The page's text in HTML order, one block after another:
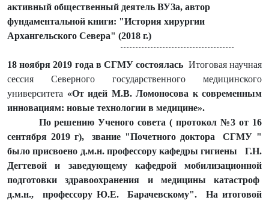
активный общественный деятель ВУЗа, автор
фундаментальной книги: "История хирургии
Архангельского Севера" (2018 г.)
``````````````````````````````````````
18 ноября 2019 года в СГМУ состоялась Итоговая научная
сессия Северного государственного медицинского
университета «От идей М.В. Ломоносова к современным
инновациям: новые технологии в медицине».
По решению Ученого совета ( протокол №3 от 16
сентября 2019 г), звание "Почетного доктора СГМУ "
было присвоено д.м.н. профессору кафедры гигиены Г.Н.
Дегтевой и заведующему кафедрой мобилизационной
подготовки здравоохранения и медицины катастроф
д.м.н., профессору Ю.Е. Барачевскому". На итоговой